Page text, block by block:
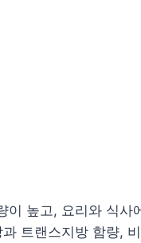
이 높고, 요리와 식
트랜스지방 함량,